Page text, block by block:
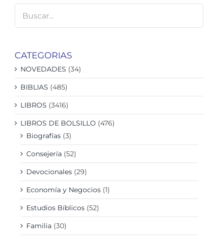
CATEGORIAS
NOVEDADES (34)
BIBLIAS (485)
LIBROS (3416)
LIBROS DE BOLSILLO (476)
Biografías (3)
Consejería (52)
Devocionales (29)
Economía y Negocios (1)
Estudios Bíblicos (52)
Familia (30)